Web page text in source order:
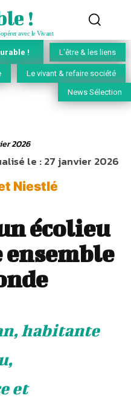
!
avec le Vivant
! L'être & les liens
Le vivant & refaire société
News Sélection
2026
le :27 janvier 2026
Niestlé
écolieu
habitante
et